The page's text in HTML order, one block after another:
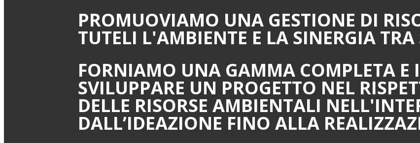
PROMUOVIAMO UNA GESTIONE DI
TUTELI L'AMBIENTE E LA SINERGIA
FORNIAMO UNA GAMMA COMPLETA E
SVILUPPARE UN PROGETTO NEL
DELLE RISORSE AMBIENTALI
DALL’IDEAZIONE FINO ALLA